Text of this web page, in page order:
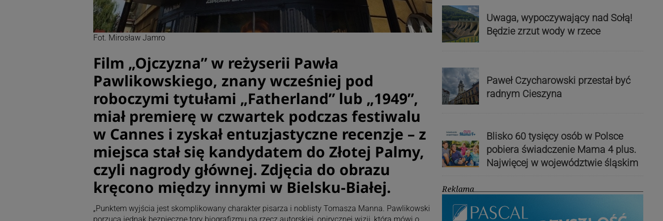
Fot. Mirosław Jamro
Film „Ojczyzna” w reżyserii Pawła
Pawlikowskiego, znany wcześniej pod
roboczymi tytułami „Fatherland” lub „1949”,
miał premierę w czwartek podczas festiwalu
w Cannes i zyskał entuzjastyczne recenzje – z
miejsca stał się kandydatem do Złotej Palmy,
czyli nagrody głównej. Zdjęcia do obrazu
kręcono między innymi w Bielsku-Białej.
„Punktem wyjścia jest skomplikowany charakter pisarza i noblisty Tomasza Manna. Pawlikowski
Uwaga, wypoczywający nad Sołą!
Będzie zrzut wody w rzece
Paweł Czycharowski przestał być
radnym Cieszyna
Blisko 60 tysięcy osób w Polsce
pobiera świadczenie Mama 4 plus.
Najwięcej w województwie śląskim
Reklama